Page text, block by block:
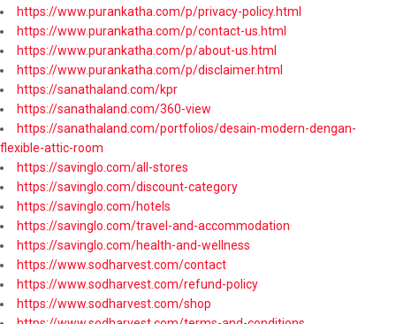
https://www.purankatha.com/p/privacy-policy.html
https://www.purankatha.com/p/contact-us.html
https://www.purankatha.com/p/about-us.html
https://www.purankatha.com/p/disclaimer.html
https://sanathaland.com/kpr
https://sanathaland.com/360-view
https://sanathaland.com/portfolios/desain-modern-dengan-
flexible-attic-room
https://savinglo.com/all-stores
https://savinglo.com/discount-category
https://savinglo.com/hotels
https://savinglo.com/travel-and-accommodation
https://savinglo.com/health-and-wellness
https://www.sodharvest.com/contact
https://www.sodharvest.com/refund-policy
https://www.sodharvest.com/shop